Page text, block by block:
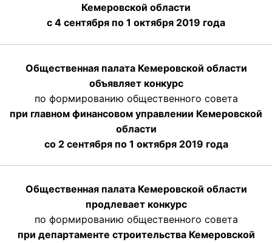
Кемеровской области
с 4 сентября по 1 октября 2019 года
Общественная палата Кемеровской области
объявляет конкурс
по формированию общественного совета
при главном финансовом управлении Кемеровской
области
со 2 сентября по 1 октября 2019 года
Общественная палата Кемеровской области
продлевает конкурс
по формированию общественного совета
при департаменте строительства Кемеровской